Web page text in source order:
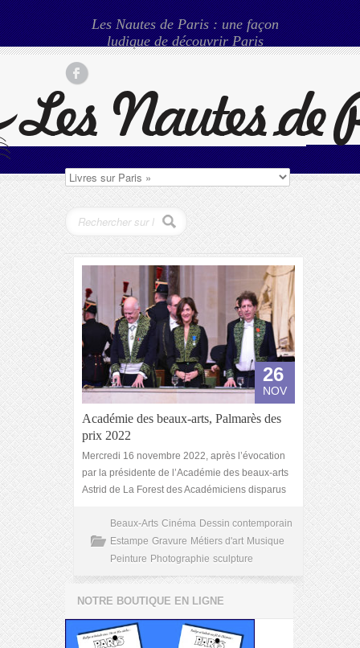
Les Nautes de Paris : une façon
ludique de découvrir Paris
26
NOV
Académie des beaux-arts, Palmarès des
prix 2022
Mercredi 16 novembre 2022, après l’évocation
par la présidente de l’Académie des beaux-arts
Astrid de La Forest des Académiciens disparus
Beaux-Arts Cinéma Dessin contemporain
Estampe Gravure Métiers d'art Musique
Peinture Photographie sculpture
NOTRE BOUTIQUE EN LIGNE